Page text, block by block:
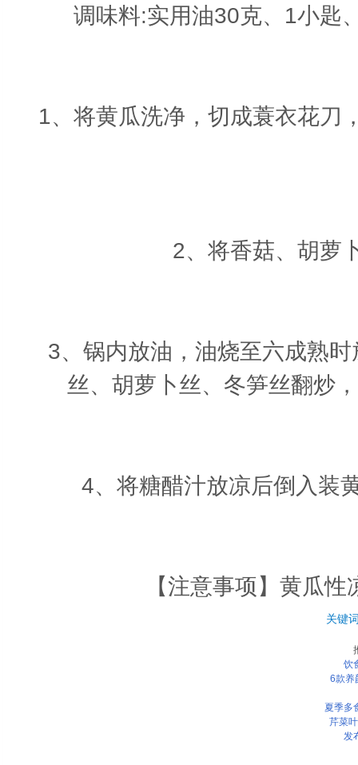
调味料:实用油30克、1小匙
1、将黄瓜洗净，切成蓑衣花刀
2、将香菇、胡萝
3、锅内放油，油烧至六成熟
丝、胡萝卜丝、冬笋丝翻炒
4、将糖醋汁放凉后倒入装
【注意事项】黄瓜
关键
饮
6款养
夏季多
芹菜
发